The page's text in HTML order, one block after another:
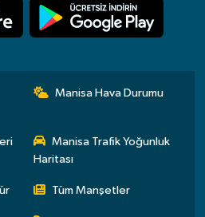
Manisa Hava Durumu
Manisa Trafik Yoğunluk
Haritası
Tüm Manşetler